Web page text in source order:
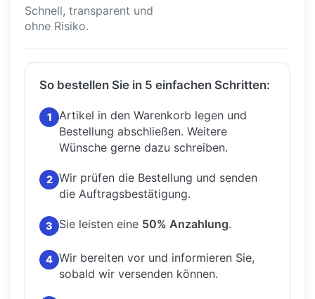
Schnell, transparent und
ohne Risiko.
So bestellen Sie in 5 einfachen Schritten:
1
Artikel in den Warenkorb legen und
Bestellung abschließen. Weitere
Wünsche gerne dazu schreiben.
2 Wir prüfen die Bestellung und senden
die Auftragsbestätigung.
3 Sie leisten eine 50% Anzahlung.
4 Wir bereiten vor und informieren Sie,
sobald wir versenden können.